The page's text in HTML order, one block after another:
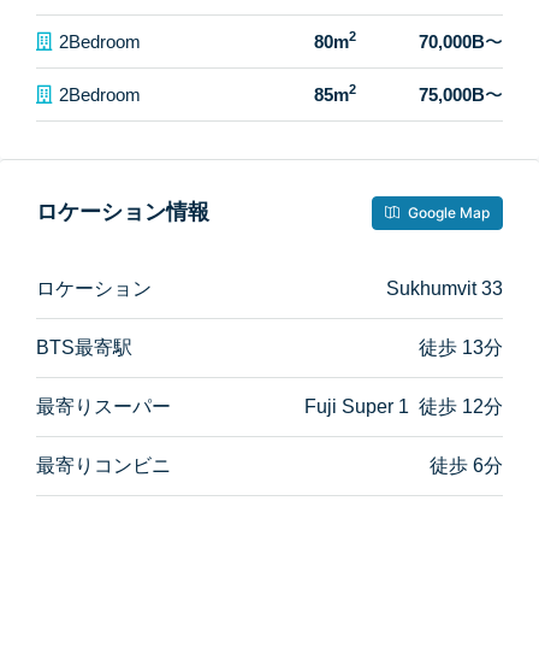
2Bedroom 80m2 70,000B〜
2Bedroom 85m2 75,000B〜
ロケーション情報 Google Map
ロケーション Sukhumvit 33
BTS最寄駅 徒歩 13分
最寄りスーパー Fuji Super 1 徒歩 12分
最寄りコンビニ 徒歩 6分